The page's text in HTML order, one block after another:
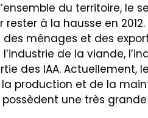
du territoire, le
à la hausse en
ménages et des
de la viande,
des IAA. Actuellement,
production et de la
une très